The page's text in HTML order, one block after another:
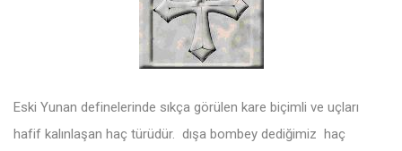
Eski Yunan definelerinde sıkça görülen kare biçimli ve uçları
hafif kalınlaşan haç türüdür. dışa bombey dediğimiz haç